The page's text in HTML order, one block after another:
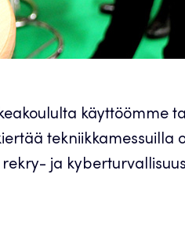
käyttöömme
tekniikkamessuilla
ja